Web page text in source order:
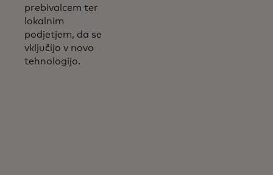
prebivalcem ter
lokalnim
podjetjem, da se
vključijo v novo
tehnologijo.